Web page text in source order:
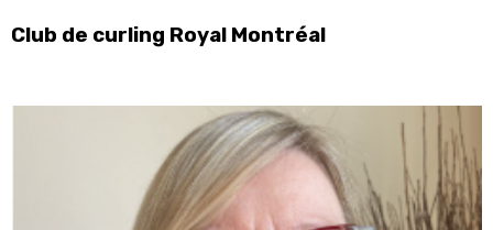
Club de curling Royal Montréal